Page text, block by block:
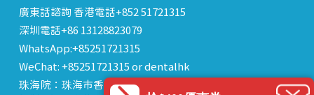
廣東話諮詢 香港電話+852 51721315
深圳電話+86 13128823079
WhatsApp:+85251721315
WeChat: +85251721315 or dentalhk
珠海院：珠海市香洲區 拱北中建商業大廈 15樓（迎賓廣